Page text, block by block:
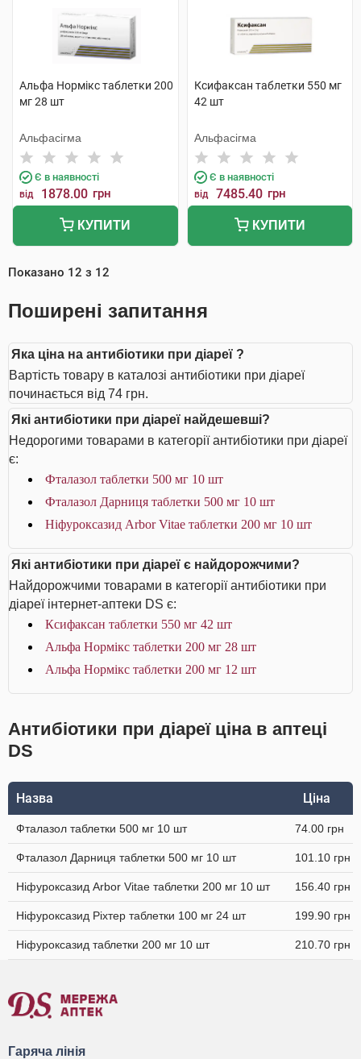
Альфа Нормікс таблетки 200
мг 28 шт
Альфасігма
Є в наявності
від 1878.00 грн
КУПИТИ
Ксифаксан таблетки 550 мг
42 шт
Альфасігма
Є в наявності
від 7485.40 грн
КУПИТИ
Показано 12 з 12
Поширені запитання
Яка ціна на антибіотики при діареї ?
Вартість товару в каталозі антибіотики при діареї
починається від 74 грн.
Які антибіотики при діареї найдешевші?
Недорогими товарами в категорії антибіотики при діареї
є:
Фталазол таблетки 500 мг 10 шт
Фталазол Дарниця таблетки 500 мг 10 шт
Ніфуроксазид Arbor Vitae таблетки 200 мг 10 шт
Які антибіотики при діареї є найдорожчими?
Найдорожчими товарами в категорії антибіотики при
діареї інтернет-аптеки DS є:
Ксифаксан таблетки 550 мг 42 шт
Альфа Нормікс таблетки 200 мг 28 шт
Альфа Нормікс таблетки 200 мг 12 шт
Антибіотики при діареї ціна в аптеці
DS
Назва Ціна
Фталазол таблетки 500 мг 10 шт 74.00 грн
Фталазол Дарниця таблетки 500 мг 10 шт 101.10 грн
Ніфуроксазид Arbor Vitae таблетки 200 мг 10 шт 156.40 грн
Ніфуроксазид Ріхтер таблетки 100 мг 24 шт 199.90 грн
Ніфуроксазид таблетки 200 мг 10 шт 210.70 грн
Гаряча лінія